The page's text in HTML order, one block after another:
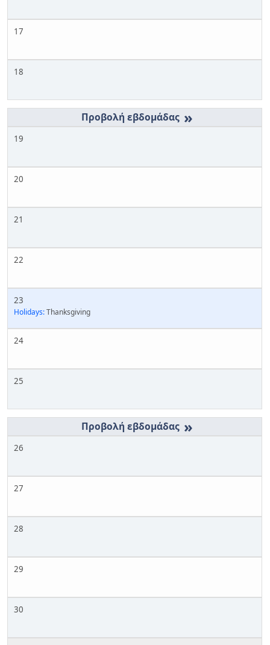
17
18
»
19
20
21
22
23
Holidays:Thanksgiving
24
25
»
26
27
28
29
30